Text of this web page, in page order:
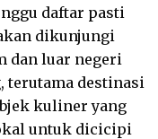
daftar pasti
dikunjungi
dan luar negeri
terutama destinasi
kuliner yang
untuk dicicipi